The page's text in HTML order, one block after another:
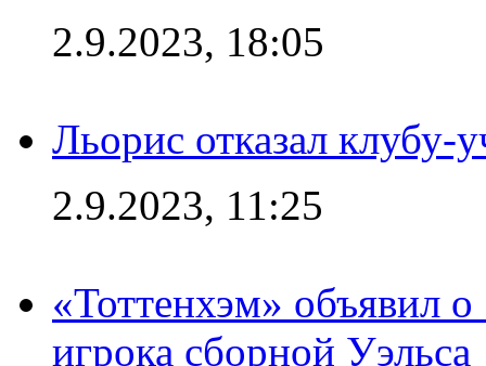
2.9.2023, 18:05
Льорис отказал клубу-
2.9.2023, 11:25
«Тоттенхэм» объявил
игрока сборной Уэльса